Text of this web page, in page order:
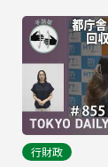
行財政